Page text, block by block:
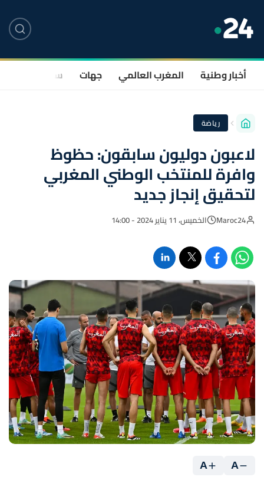
أخبار وطنية المغرب العالمي جهات سياسة
رياضة
لاعبون دوليون سابقون: حظوظ
وافرة للمنتخب الوطني المغربي
لتحقيق إنجاز جديد
Maroc24 الخميس، 11 يناير 2024 - 14:00
A
A